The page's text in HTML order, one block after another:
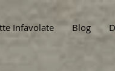
Infavolate Blog